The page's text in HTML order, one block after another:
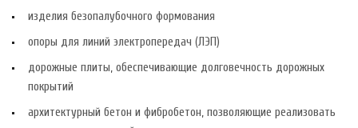
изделия безопалубочного формования
опоры для линий электропередач (ЛЭП)
дорожные плиты, обеспечивающие долговечность дорожных
покрытий
архитектурный бетон и фибробетон, позволяющие реализовать